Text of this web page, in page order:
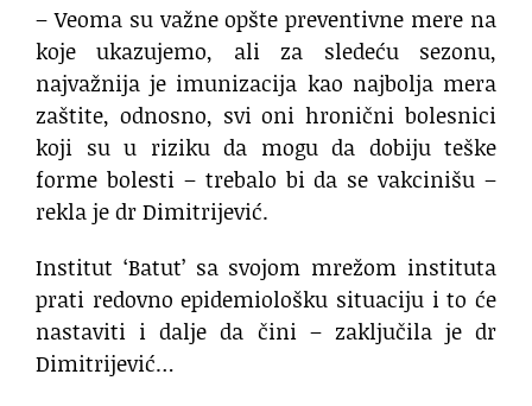
– Veoma su važne opšte preventivne mere na
koje ukazujemo, ali za sledeću sezonu,
najvažnija je imunizacija kao najbolja mera
zaštite, odnosno, svi oni hronični bolesnici
koji su u riziku da mogu da dobiju teške
forme bolesti – trebalo bi da se vakcinišu –
rekla je dr Dimitrijević.
Institut ‘Batut’ sa svojom mrežom instituta
prati redovno epidemiološku situaciju i to će
nastaviti i dalje da čini – zaključila je dr
Dimitrijević…